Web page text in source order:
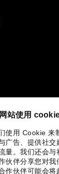
站使用
使用 Cookie 来
广告、提供社交
量。我们还会
伙伴分享您对我
作伙伴可能会将